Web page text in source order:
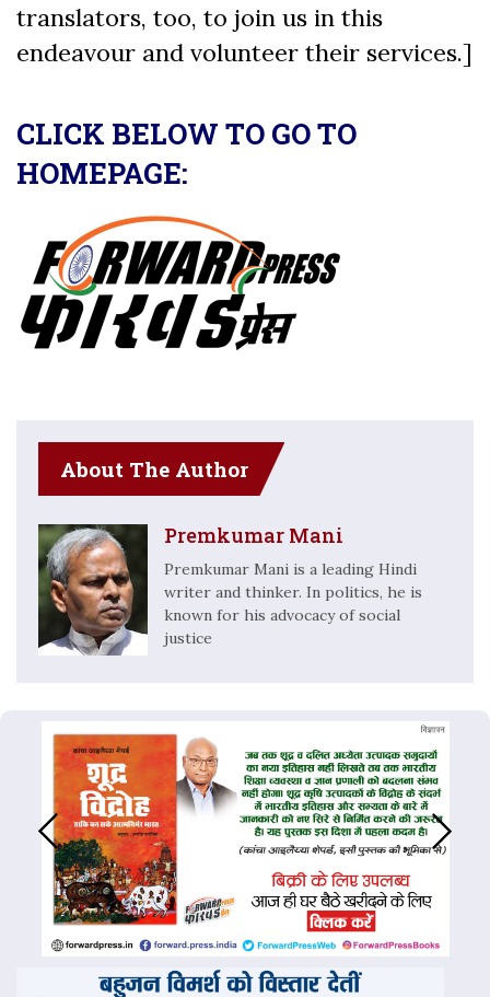
translators, too, to join us in this
endeavour and volunteer their services.]
CLICK BELOW TO GO TO
HOMEPAGE:
About The Author
Premkumar Mani
Premkumar Mani is a leading Hindi
writer and thinker. In politics, he is
known for his advocacy of social
justice